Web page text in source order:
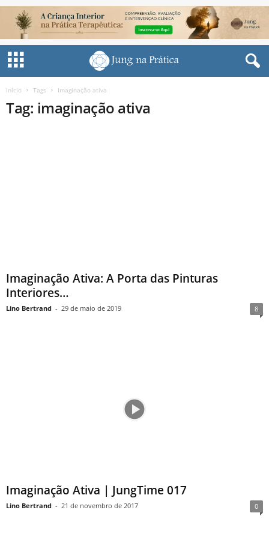
Início Tags Imaginação ativa
Tag: imaginação ativa
Imaginação Ativa: A Porta das Pinturas
Interiores…
Lino Bertrand - 29 de maio de 2019 8
Imaginação Ativa | JungTime 017
Lino Bertrand - 21 de novembro de 2017 0